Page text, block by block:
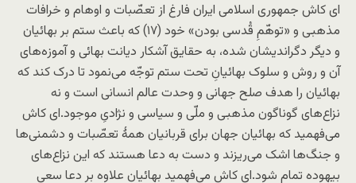
‌ای کاش جمهوری اسلامی ایران فارغ از تعصّبات و اوهام و خرافات
مذهبی و «توهّمِ قُدسی بودن» خود (۱۷) که باعث ستم بر بهائیان
و دیگر دگراندیشان شده، به حقایق آشکار دیانت بهائی و آموزه‌های
آن و روش و سلوک بهائیانِ تحت ستم توجّه می‌نمود تا درک کند که
بهائیان را هدف صلح جهانی و وحدت عالم انسانی است و نه
نزاع‌های گوناگون مذهبی و ملّی و سیاسی و نژادیِ موجود.‌ای کاش
می‌فهمید که بهائیان جهان برای قربانیان همۀ تعصّبات و دشمنی‌ها
و جنگ‌ها اشک می‌ریزند و دست به دعا هستند که این نزاع‌های
بیهوده تمام شود.‌ای کاش می‌فهمید بهائیان علاوه بر دعا سعی